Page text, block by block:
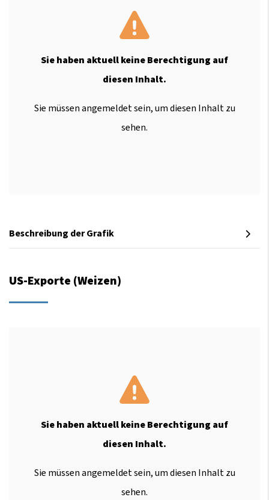
Sie haben aktuell keine Berechtigung auf
diesen Inhalt.
Sie müssen angemeldet sein, um diesen Inhalt zu
sehen.
Beschreibung der Grafik
US-Exporte (Weizen)
Sie haben aktuell keine Berechtigung auf
diesen Inhalt.
Sie müssen angemeldet sein, um diesen Inhalt zu
sehen.